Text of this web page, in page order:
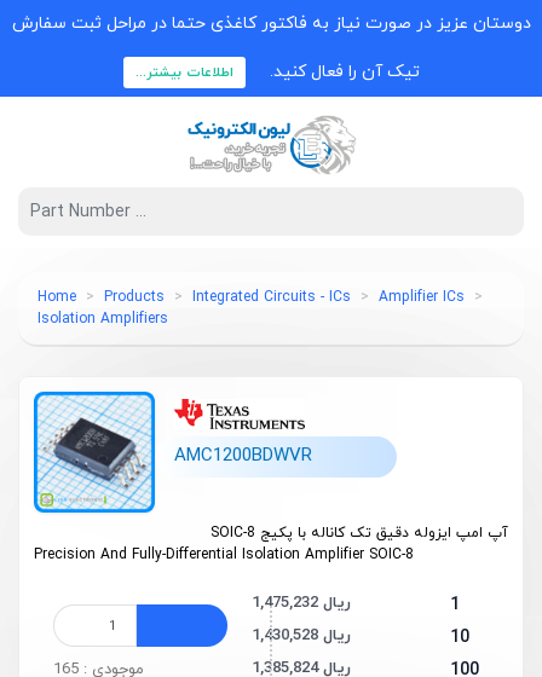
دوستان عزیز در صورت نیاز به فاکتور کاغذی حتما در مراحل ثبت سفارش
تیک آن را فعال کنید. اطلاعات بیشتر...
Home Products Integrated Circuits - ICs
Amplifier ICs
Isolation Amplifiers
AMC1200BDWVR
آپ امپ ایزوله دقیق تک کاناله با پکیج SOIC-8
Precision And Fully-Differential Isolation Amplifier SOIC-8
1 1,475,232 ریال
10 1,430,528 ریال
100 1,385,824 ریال موجودی : 165